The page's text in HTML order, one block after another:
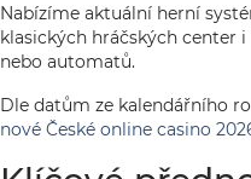
Nabízíme aktuální herní
klasických hráčských center
nebo automatů.
Dle datům ze kalendářního
nové České online casino